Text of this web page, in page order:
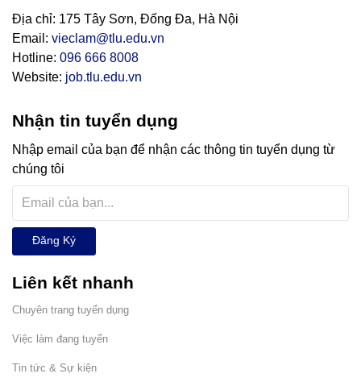
Địa chỉ: 175 Tây Sơn, Đống Đa, Hà Nội
Email: vieclam@tlu.edu.vn
Hotline: 096 666 8008
Website: job.tlu.edu.vn
Nhận tin tuyển dụng
Nhập email của bạn để nhận các thông tin tuyển dụng từ
chúng tôi
Đăng Ký
Liên kết nhanh
Chuyên trang tuyển dụng
Việc làm đang tuyển
Tin tức & Sự kiện